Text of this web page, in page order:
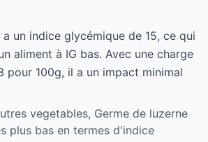
a un indice glycémique de 15, ce qui
aliment à IG bas. Avec une charge
pour 100g, il a un impact minimal
vegetables, Germe de luzerne
plus bas en termes d'indice